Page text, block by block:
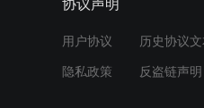
协议声明
用户协议 历史协议
隐私政策 反盗链声明